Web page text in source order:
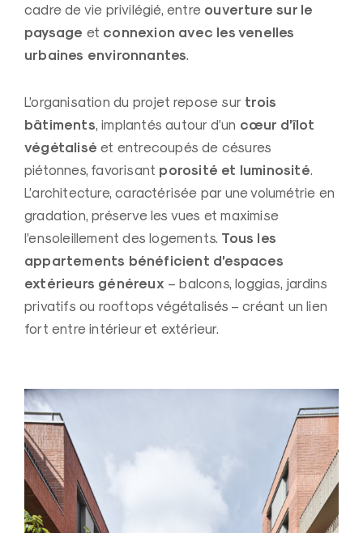
cadre de vie privilégié, entre ouverture sur le
paysage et connexion avec les venelles
urbaines environnantes.
L’organisation du projet repose sur trois
bâtiments, implantés autour d’un cœur d’îlot
végétalisé et entrecoupés de césures
piétonnes, favorisant porosité et luminosité.
L’architecture, caractérisée par une volumétrie en
gradation, préserve les vues et maximise
l’ensoleillement des logements. Tous les
appartements bénéficient d’espaces
extérieurs généreux – balcons, loggias, jardins
privatifs ou rooftops végétalisés – créant un lien
fort entre intérieur et extérieur.